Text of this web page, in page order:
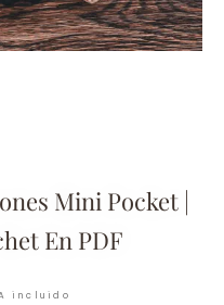
Mini Pocket |
En PDF
incluido